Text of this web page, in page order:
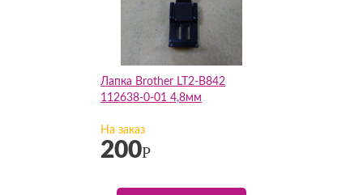
Лапка Brother LT2-B842
112638-0-01 4,8мм
На заказ
200Р